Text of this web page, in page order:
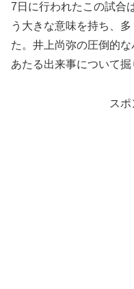
7日に行われたこの試合
う大きな意味を持ち、
た。井上尚弥の圧倒的
あたる出来事について掘
スポ